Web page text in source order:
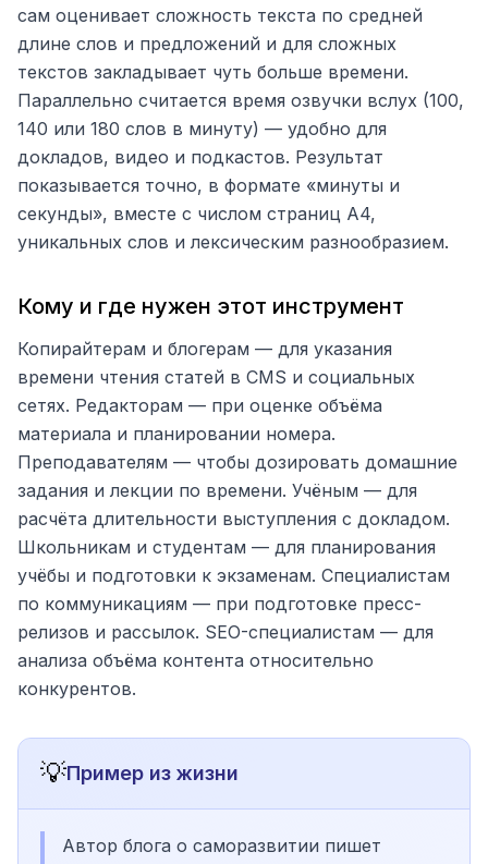
сам оценивает сложность текста по средней
длине слов и предложений и для сложных
текстов закладывает чуть больше времени.
Параллельно считается время озвучки вслух (100,
140 или 180 слов в минуту) — удобно для
докладов, видео и подкастов. Результат
показывается точно, в формате «минуты и
секунды», вместе с числом страниц A4,
уникальных слов и лексическим разнообразием.
Кому и где нужен этот инструмент
Копирайтерам и блогерам — для указания
времени чтения статей в CMS и социальных
сетях. Редакторам — при оценке объёма
материала и планировании номера.
Преподавателям — чтобы дозировать домашние
задания и лекции по времени. Учёным — для
расчёта длительности выступления с докладом.
Школьникам и студентам — для планирования
учёбы и подготовки к экзаменам. Специалистам
по коммуникациям — при подготовке пресс-
релизов и рассылок. SEO-специалистам — для
анализа объёма контента относительно
конкурентов.
💡Пример из жизни
Автор блога о саморазвитии пишет